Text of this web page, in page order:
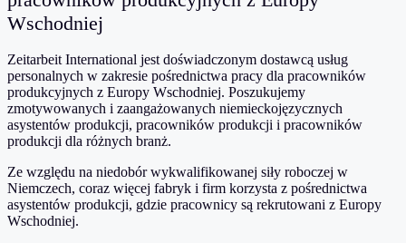
Wschodniej
Zeitarbeit International jest doświadczonym dostawcą usług
personalnych w zakresie pośrednictwa pracy dla pracowników
produkcyjnych z Europy Wschodniej. Poszukujemy
zmotywowanych i zaangażowanych niemieckojęzycznych
asystentów produkcji, pracowników produkcji i pracowników
produkcji dla różnych branż.
Ze względu na niedobór wykwalifikowanej siły roboczej w
Niemczech, coraz więcej fabryk i firm korzysta z pośrednictwa
asystentów produkcji, gdzie pracownicy są rekrutowani z Europy
Wschodniej.